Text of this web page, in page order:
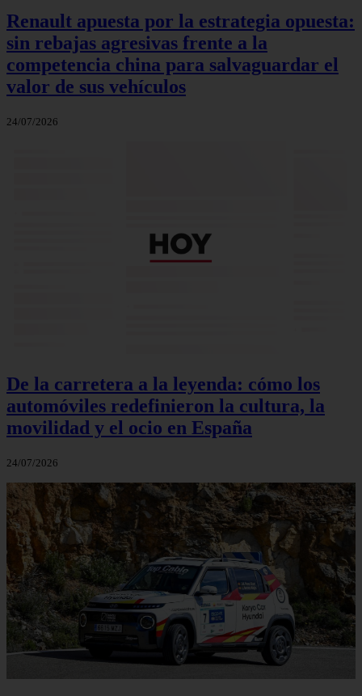
Renault apuesta por la estrategia opuesta:
sin rebajas agresivas frente a la
competencia china para salvaguardar el
valor de sus vehículos
24/07/2026
De la carretera a la leyenda: cómo los
automóviles redefinieron la cultura, la
movilidad y el ocio en España
24/07/2026